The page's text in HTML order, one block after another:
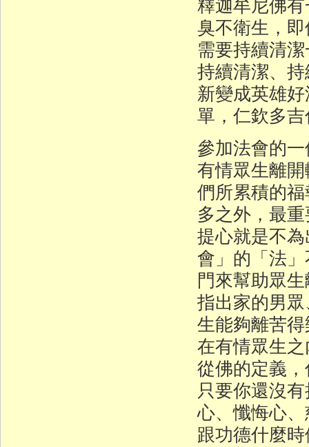
臭不衛生，
需要持續清
持續清潔、
新變成英雄
單，仁欽多
參加法會的
有情眾生離
們所累積的
多之外，最
提心就是不
會」的「法
門來幫助眾
指出家的男
生能夠離苦
在有情眾生
從佛的定義
只要你還沒
心、懺悔心
跟功德什麼